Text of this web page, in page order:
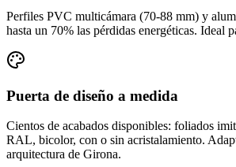
Perfiles PVC multicámara (70-88 mm) y
hasta un 70% las pérdidas energéticas. Ideal
Puerta de diseño a medida
Cientos de acabados disponibles: foliados
RAL, bicolor, con o sin acristalamiento.
arquitectura de Girona.